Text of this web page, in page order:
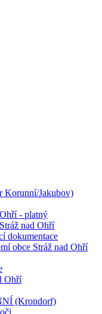
Korunní/Jakubov)
- platný
nad Ohří
dokumentace
obce Stráž nad Ohří
Ohří
(Krondorf)